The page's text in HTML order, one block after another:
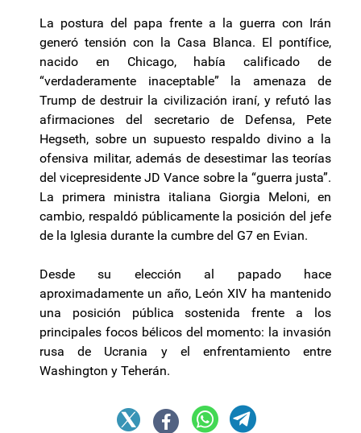
La postura del papa frente a la guerra con Irán
generó tensión con la Casa Blanca. El pontífice,
nacido en Chicago, había calificado de
“verdaderamente inaceptable” la amenaza de
Trump de destruir la civilización iraní, y refutó las
afirmaciones del secretario de Defensa, Pete
Hegseth, sobre un supuesto respaldo divino a la
ofensiva militar, además de desestimar las teorías
del vicepresidente JD Vance sobre la “guerra justa”.
La primera ministra italiana Giorgia Meloni, en
cambio, respaldó públicamente la posición del jefe
de la Iglesia durante la cumbre del G7 en Evian.
Desde su elección al papado hace
aproximadamente un año, León XIV ha mantenido
una posición pública sostenida frente a los
principales focos bélicos del momento: la invasión
rusa de Ucrania y el enfrentamiento entre
Washington y Teherán.